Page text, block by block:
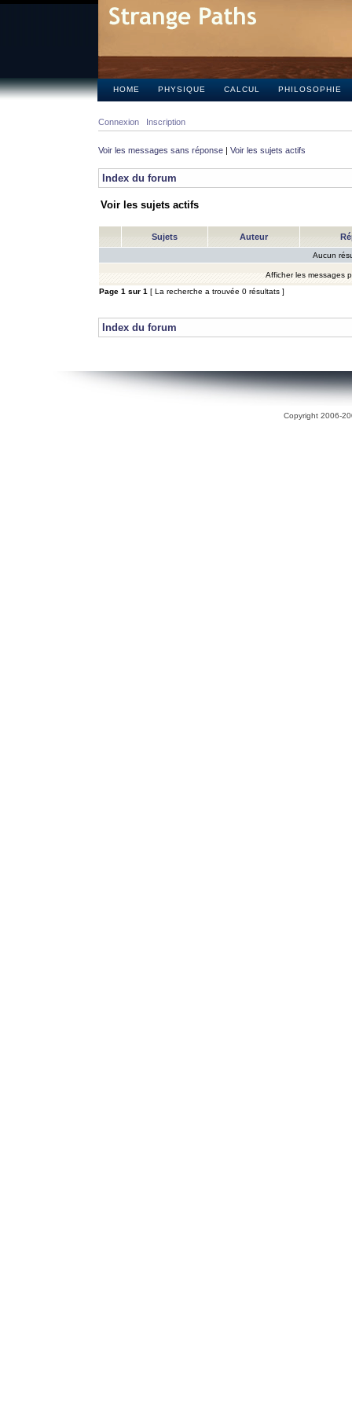
HOME PHYSIQUE CALCUL PHILOSOPHIE
Connexion Inscription
Voir les messages sans réponse | Voir les sujets actifs
Index du forum
Voir les sujets actifs
Sujets Auteur
Aucun
Afficher les messages
Page 1 sur 1 [ La recherche a trouvée 0 résultats ]
Index du forum
Copyright 2006-